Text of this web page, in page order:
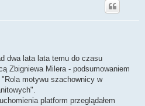
dwa lata lata temu do czasu
Zbigniewa Milera - podsumowaniem
motywu szachownicy w
platform przeglądałem